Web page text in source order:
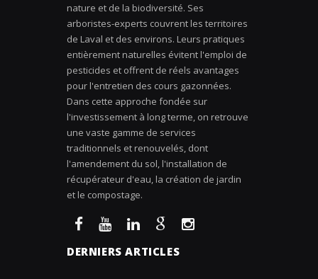
nature et de la biodiversité. Ses
arboristes-experts couvrent les territoires
de Laval et des environs. Leurs pratiques
entièrement naturelles évitent l'emploi de
pesticides et offrent de réels avantages
pour l'entretien des cours gazonnées.
Dans cette approche fondée sur
l'investissement à long terme, on retrouve
une vaste gamme de services
traditionnels et renouvelés, dont
l'amendement du sol, l'installation de
récupérateur d'eau, la création de jardin
et le compostage.
DERNIERS ARTICLES